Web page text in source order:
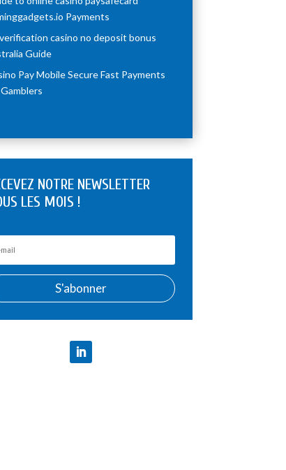
Payments
casino no deposit bonus
Guide
Pay Mobile Secure Fast Payments
NOTRE NEWSLETTER
LES MOIS !
S'abonner